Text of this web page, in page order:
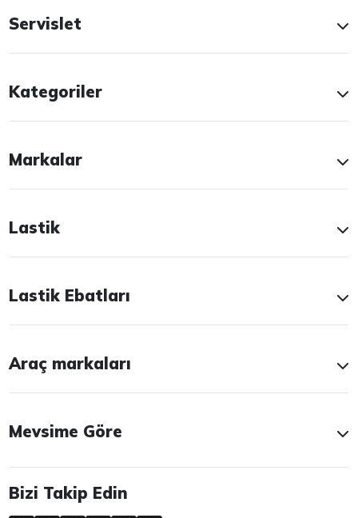
Servislet
Kategoriler
Markalar
Lastik
Lastik Ebatları
Araç markaları
Mevsime Göre
Bizi Takip Edin